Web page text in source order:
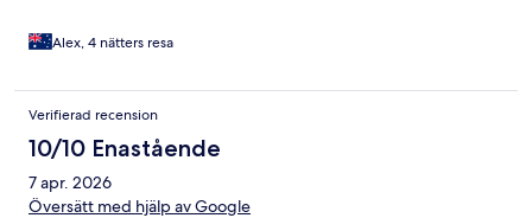
Alex, 4 nätters resa
Verifierad recension
10/10 Enastående
7 apr. 2026
Översätt med hjälp av Google